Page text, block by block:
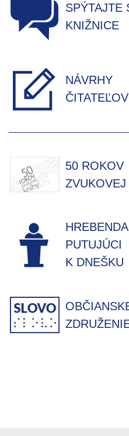
SPÝTAJTE
KNIŽNICE
NÁVRHY
ČITATEĽOV
50 ROKOV
ZVUKOVEJ
HREBENDA
PUTUJÚCI
K DNEŠKU